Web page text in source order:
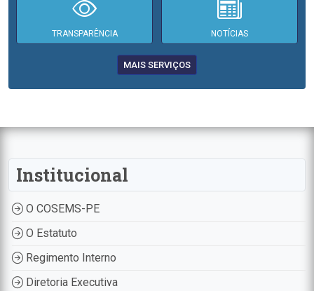
TRANSPARÊNCIA NOTÍCIAS
MAIS SERVIÇOS
Institucional
O COSEMS-PE
O Estatuto
Regimento Interno
Diretoria Executiva